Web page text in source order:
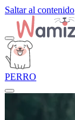
Saltar al contenido
PERRO